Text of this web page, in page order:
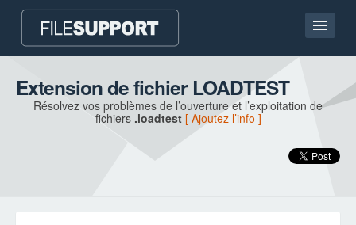
Accueil
Contact
Extension de fichier LOADTEST
Résolvez vos problèmes de l’ouverture et l’exploitation de
fichiers .loadtest [ Ajoutez l’info ]